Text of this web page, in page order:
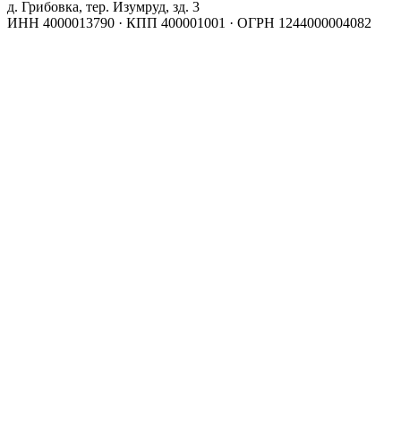
д. Грибовка, тер. Изумруд, зд. 3
ИНН 4000013790 · КПП 400001001 · ОГРН 1244000004082